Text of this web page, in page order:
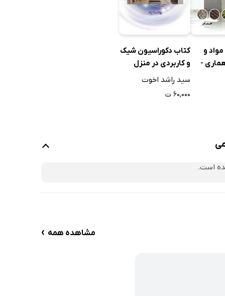
و
-
کتاب دکوراسیون شیک
و کاربردی در منزل
سید راشد اخوت
۶۰,۰۰۰ ت
است.
مشاهده همه ›